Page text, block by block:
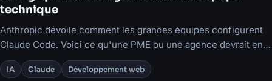
technique
Anthropic dévoile comment les grandes équipes configurent
Claude Code. Voici ce qu'une PME ou une agence devrait en
retenir.
IA Claude Développement web